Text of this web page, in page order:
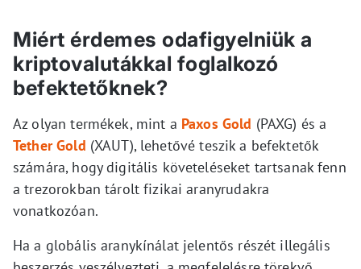
Miért érdemes odafigyelniük a
kriptovalutákkal foglalkozó
befektetőknek?
Az olyan termékek, mint a Paxos Gold (PAXG) és a
Tether Gold (XAUT), lehetővé teszik a befektetők
számára, hogy digitális követeléseket tartsanak fenn
a trezorokban tárolt fizikai aranyrudakra
vonatkozóan.
Ha a globális aranykínálat jelentős részét illegális